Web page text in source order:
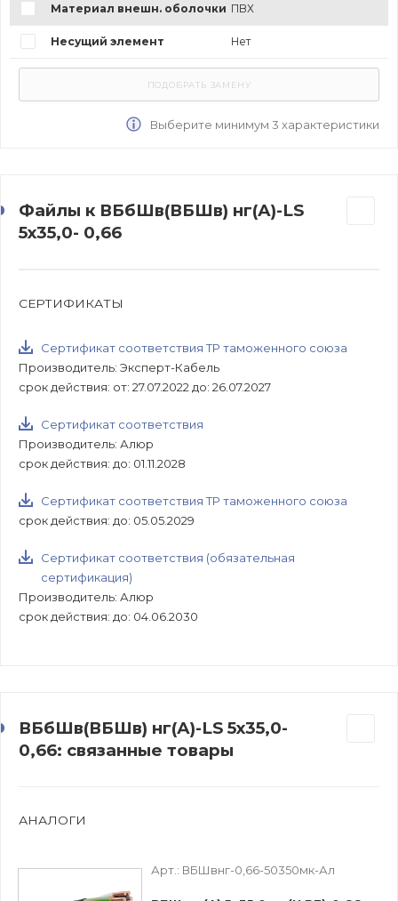
Материал внешн. оболочки ПВХ
Несущий элемент Нет
Выберите минимум 3 характеристики
Файлы к ВБбШв(ВБШв) нг(А)-LS
5х35,0- 0,66
СЕРТИФИКАТЫ
Сертификат соответствия ТР таможенного союза
Производитель: Эксперт-Кабель
срок действия: от: 27.07.2022 до: 26.07.2027
Сертификат соответствия
Производитель: Алюр
срок действия: до: 01.11.2028
Сертификат соответствия ТР таможенного союза
срок действия: до: 05.05.2029
Сертификат соответствия (обязательная
сертификация)
Производитель: Алюр
срок действия: до: 04.06.2030
ВБбШв(ВБШв) нг(А)-LS 5х35,0-
0,66: связанные товары
АНАЛОГИ
Арт.: ВБШвнг-0,66-50350мк-Ал